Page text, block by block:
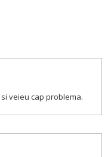
veieu cap problema.